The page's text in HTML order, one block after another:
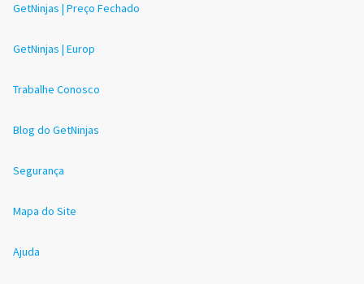
GetNinjas | Preço Fechado
GetNinjas | Europ
Trabalhe Conosco
Blog do GetNinjas
Segurança
Mapa do Site
Ajuda